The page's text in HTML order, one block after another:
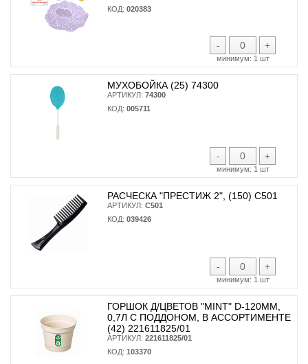
КОД: 020383
- +
минимум: 1 шт
МУХОБОЙКА (25) 74300
АРТИКУЛ: 74300
КОД: 005711
- +
минимум: 1 шт
РАСЧЕСКА "ПРЕСТИЖ 2", (150) С501
АРТИКУЛ: С501
КОД: 039426
- +
минимум: 1 шт
ГОРШОК Д/ЦВЕТОВ "MINT" D-120ММ,
0,7Л С ПОДДОНОМ, В АССОРТИМЕНТЕ
(42) 221611825/01
АРТИКУЛ: 221611825/01
КОД: 103370